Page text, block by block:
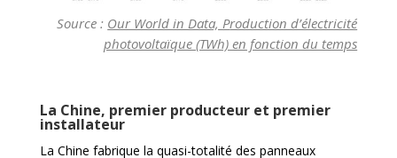
Source : Our World in Data, Production d’électricité
photovoltaïque (TWh) en fonction du temps
La Chine, premier producteur et premier
installateur
La Chine fabrique la quasi-totalité des panneaux